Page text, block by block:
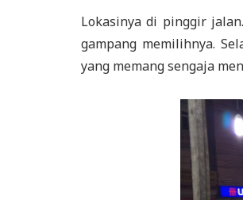
Lokasinya di pinggir
gampang memilihnya.
yang memang sengaja